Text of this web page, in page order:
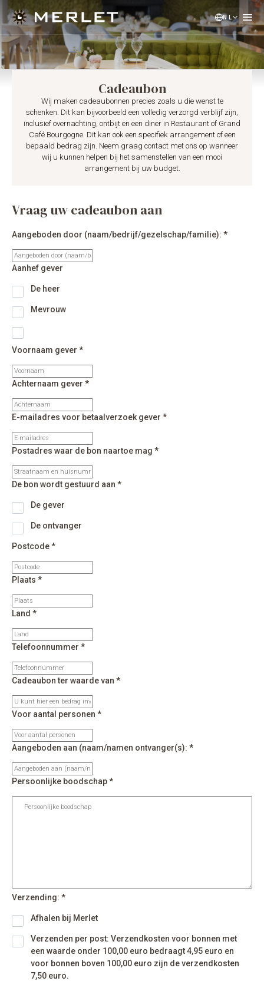
NL
EN
DE
Cadeaubon
Wij maken cadeaubonnen precies zoals u die wenst te
schenken. Dit kan bijvoorbeeld een volledig verzorgd verblijf zijn,
inclusief overnachting, ontbijt en een diner in Restaurant of Grand
Café Bourgogne. Dit kan ook een specifiek arrangement of een
bepaald bedrag zijn. Neem graag contact met ons op wanneer
wij u kunnen helpen bij het samenstellen van een mooi
arrangement bij uw budget.
Vraag uw cadeaubon aan
Aangeboden door (naam/bedrijf/gezelschap/familie): *
Aanhef gever
De heer
Mevrouw
Voornaam gever *
Achternaam gever *
E-mailadres voor betaalverzoek gever *
Postadres waar de bon naartoe mag *
De bon wordt gestuurd aan *
De gever
De ontvanger
Postcode *
Plaats *
Land *
Telefoonnummer *
Cadeaubon ter waarde van *
Voor aantal personen *
Aangeboden aan (naam/namen ontvanger(s): *
Persoonlijke boodschap *
Verzending: *
Afhalen bij Merlet
Verzenden per post: Verzendkosten voor bonnen met
een waarde onder 100,00 euro bedraagt 4,95 euro en
voor bonnen boven 100,00 euro zijn de verzendkosten
7,50 euro.